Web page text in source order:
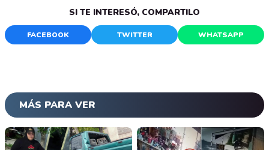
SI TE INTERESÓ, COMPARTILO
FACEBOOK TWITTER WHATSAPP
MÁS PARA VER